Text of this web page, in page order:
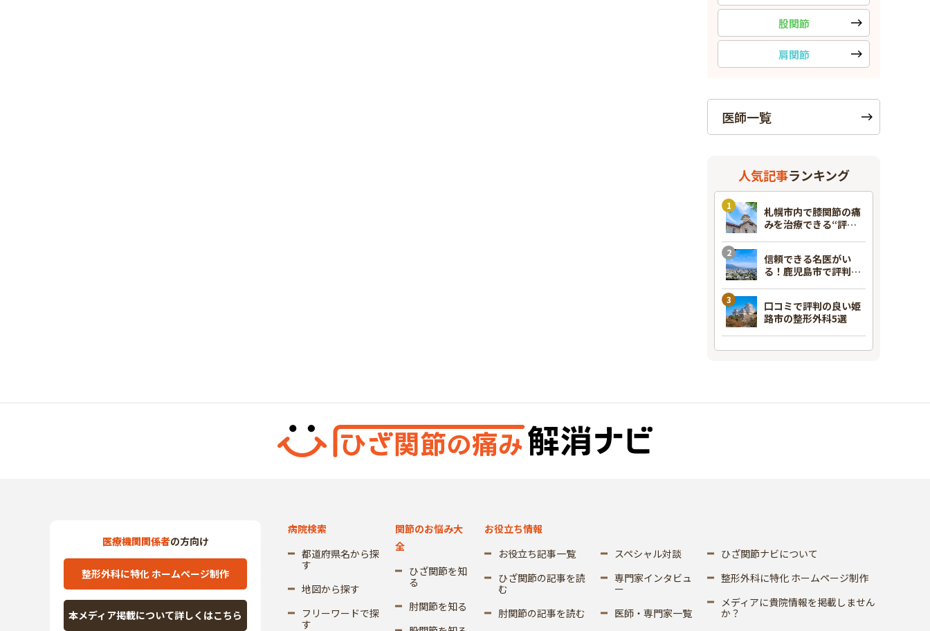
股関節
肩関節
医師一覧
人気記事ランキング
札幌市内で膝関節の痛
みを治療できる“評判
信頼できる名医がい
る！鹿児島市で評判の
口コミで評判の良い姫
路市の整形外科5選
医療機関関係者の方向け
整形外科に特化 ホームページ制作
本メディア掲載について詳しくはこちら
病院検索
都道府県名から探
す
地図から探す
フリーワードで探
す
関節のお悩み大
全
ひざ関節を知
る
肘関節を知る
お役立ち情報
お役立ち記事一覧
ひざ関節の記事を読
む
肘関節の記事を読む
スペシャル対談
専門家インタビュ
ー
医師・専門家一覧
ひざ関節ナビについて
整形外科に特化 ホームページ制作
メディアに貴院情報を掲載しません
か？